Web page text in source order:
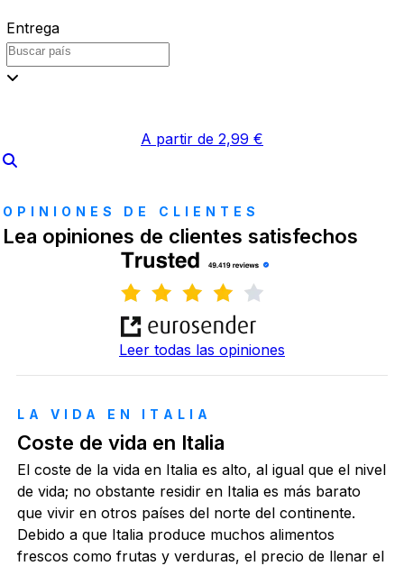
Entrega
A partir de 2,99 €
OPINIONES DE CLIENTES
Lea opiniones de clientes satisfechos
Leer todas las opiniones
LA VIDA EN ITALIA
Coste de vida en Italia
El coste de la vida en Italia es alto, al igual que el nivel
de vida; no obstante residir en Italia es más barato
que vivir en otros países del norte del continente.
Debido a que Italia produce muchos alimentos
frescos como frutas y verduras, el precio de llenar el